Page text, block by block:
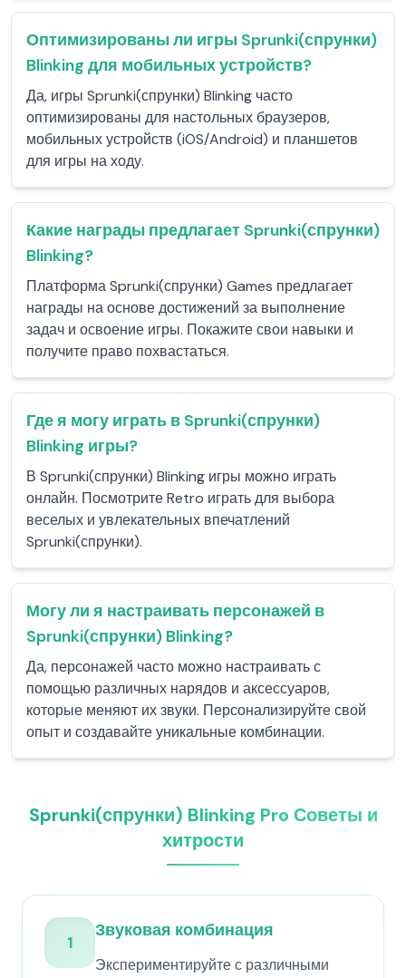
Оптимизированы ли игры Sprunki(спрунки)
Blinking для мобильных устройств?
Да, игры Sprunki(спрунки) Blinking часто
оптимизированы для настольных браузеров,
мобильных устройств (iOS/Android) и планшетов
для игры на ходу.
Какие награды предлагает Sprunki(спрунки)
Blinking?
Платформа Sprunki(спрунки) Games предлагает
награды на основе достижений за выполнение
задач и освоение игры. Покажите свои навыки и
получите право похвастаться.
Где я могу играть в Sprunki(спрунки)
Blinking игры?
В Sprunki(спрунки) Blinking игры можно играть
онлайн. Посмотрите Retro играть для выбора
веселых и увлекательных впечатлений
Sprunki(спрунки).
Могу ли я настраивать персонажей в
Sprunki(спрунки) Blinking?
Да, персонажей часто можно настраивать с
помощью различных нарядов и аксессуаров,
которые меняют их звуки. Персонализируйте свой
опыт и создавайте уникальные комбинации.
Sprunki(спрунки) Blinking Pro Советы и
хитрости
1
Звуковая комбинация
Экспериментируйте с различными